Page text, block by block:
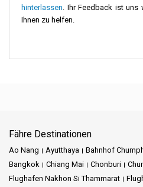
hinterlassen . Ihr Feedback ist
Ihnen zu helfen.
Fähre Destinationen
Ao Nang Ayutthaya Bahnhof
Bangkok
Chiang Mai Chonburi
Flughafen Nakhon Si Thammarat